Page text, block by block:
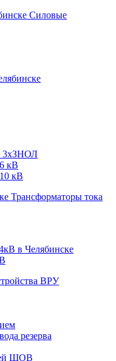
Силовые
3хЗНОЛ
кВ
кВ
Трансформаторы тока
ВРУ
резерва
ШОВ